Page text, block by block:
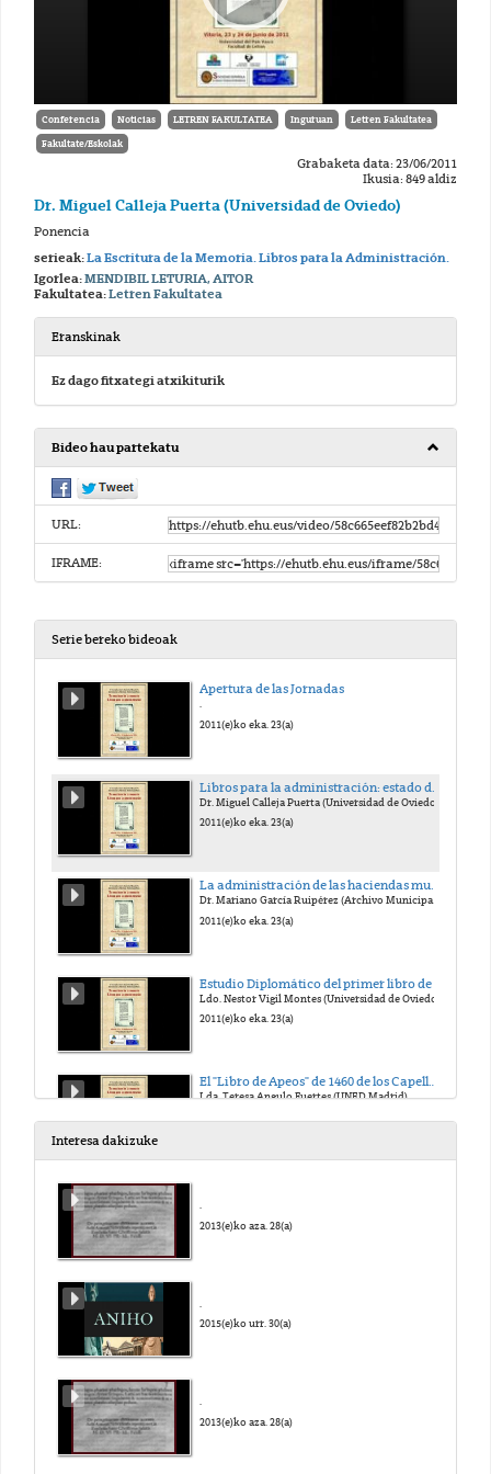
Conferencia Noticias LETREN FAKULTATEA Inguruan Letren Fakultatea
Fakultate/Eskolak
Grabaketa data: 23/06/2011
Ikusia: 849 aldiz
Dr. Miguel Calleja Puerta (Universidad de Oviedo)
Ponencia
serieak:La Escritura de la Memoria. Libros para la Administración.
Igorlea:MENDIBIL LETURIA, AITOR
Fakultatea:Letren Fakultatea
Eranskinak
Ez dago fitxategi atxikiturik
Bideo hau partekatu
URL:
IFRAME:
Serie bereko bideoak
Apertura de las Jornadas
.
2011(e)ko eka. 23(a)
Dr. Miguel Calleja Puerta (Universidad de Oviedo)
2011(e)ko eka. 23(a)
La administración de las haciendas municipales en la Corona de Castilla en el Antiguo Régimen. Estudio archivístico en sus libros registro
Dr. Mariano García Ruipérez (Archivo Municipal de Toledo)
2011(e)ko eka. 23(a)
Ldo. Nestor Vigil Montes (Universidad de Oviedo)
2011(e)ko eka. 23(a)
El "Libro de Apeos" de 1460 de los Capellanes del Número de la Catedral de Burgos.
Lda. Teresa Angulo Fuertes (UNED,Madrid)
Interesa dakizuke
.
2013(e)ko aza. 28(a)
2015(e)ko urr. 30(a)
.
2013(e)ko aza. 28(a)